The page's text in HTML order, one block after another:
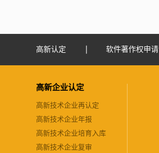
高新认定 软件著作权申请
高新企业认定
高新技术企业再认定
高新技术企业年报
高新技术企业培育入库
高新技术企业复审